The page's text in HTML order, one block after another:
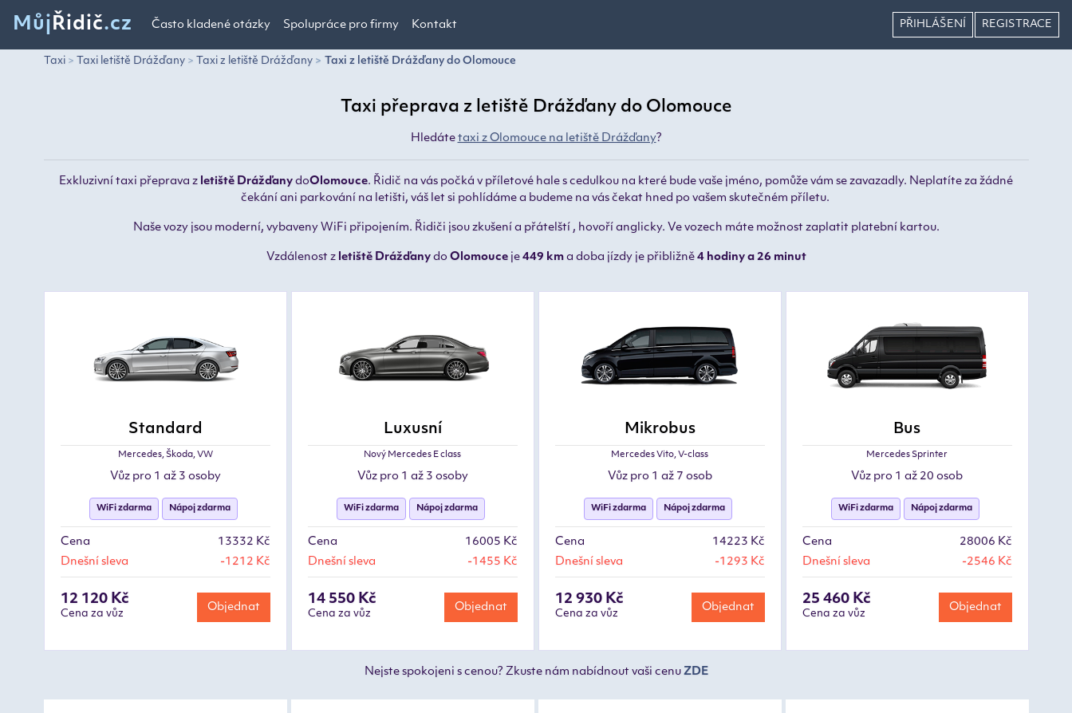
Můj Řidič.cz Často kladené otázky Spolupráce pro firmy Kontakt PŘIHLÁŠENÍ REGISTRACE
Taxi Taxi letiště Drážďany Taxi z letiště Drážďany Taxi z letiště Drážďany do Olomouce
Taxi přeprava z letiště Drážďany do Olomouce
Hledáte taxi z Olomouce na letiště Drážďany?
Exkluzivní taxi přeprava z letiště Drážďany doOlomouce. Řidič na vás počká v příletové hale s cedulkou na které bude vaše jméno, pomůže vám se zavazadly. Neplatíte za žádné
čekání ani parkování na letišti, váš let si pohlídáme a budeme na vás čekat hned po vašem skutečném příletu.
Naše vozy jsou moderní, vybaveny WiFi připojením. Řidiči jsou zkušení a přátelští , hovoří anglicky. Ve vozech máte možnost zaplatit platební kartou.
Vzdálenost z letiště Drážďanydo Olomouceje 449 kma doba jízdy je přibližně 4 hodiny a 26 minut
Standard
Mercedes, Škoda, VW
Vůz pro 1 až 3 osoby
WiFi zdarma Nápoj zdarma
Cena
13332 Kč
Dnešní sleva
-1212 Kč
12 120 Kč
Cena za vůz
Objednat
Luxusní
Nový Mercedes E class
Vůz pro 1 až 3 osoby
WiFi zdarma Nápoj zdarma
Cena
16005 Kč
Dnešní sleva
-1455 Kč
14 550 Kč
Cena za vůz
Objednat
Mikrobus
Mercedes Vito, V-class
Vůz pro 1 až 7 osob
WiFi zdarma Nápoj zdarma
Cena
14223 Kč
Dnešní sleva
-1293 Kč
12 930 Kč
Cena za vůz
Objednat
Bus
Mercedes Sprinter
Vůz pro 1 až 20 osob
WiFi zdarma Nápoj zdarma
Cena
28006 Kč
Dnešní sleva
-2546 Kč
25 460 Kč
Cena za vůz
Objednat
Nejste spokojeni s cenou? Zkuste nám nabídnout vaši cenu ZDE